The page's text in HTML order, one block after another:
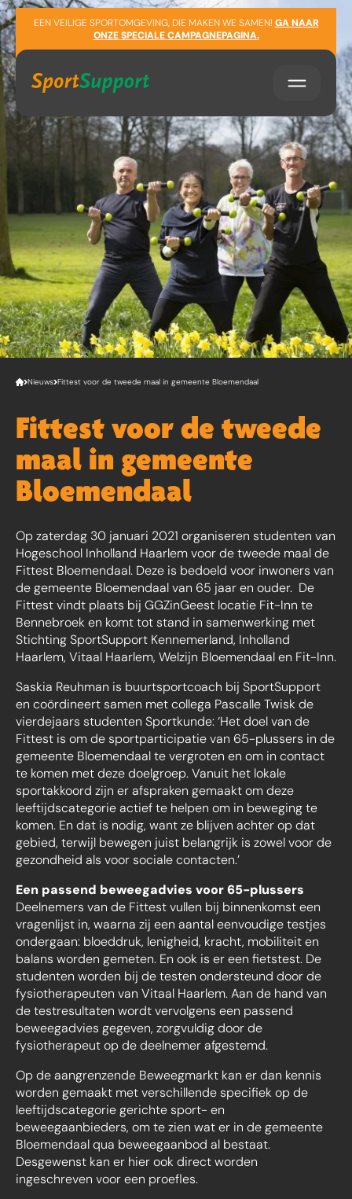
Sla navigatie over
EEN VEILIGE SPORTOMGEVING, DIE MAKEN WE SAMEN! GA NAAR
ONZE SPECIALE CAMPAGNEPAGINA.
Nieuws Fittest voor de tweede maal in gemeente Bloemendaal
Fittest voor de tweede
maal in gemeente
Bloemendaal
Op zaterdag 30 januari 2021 organiseren studenten van
Hogeschool Inholland Haarlem voor de tweede maal de
Fittest Bloemendaal. Deze is bedoeld voor inwoners van
de gemeente Bloemendaal van 65 jaar en ouder. De
Fittest vindt plaats bij GGZinGeest locatie Fit-Inn te
Bennebroek en komt tot stand in samenwerking met
Stichting SportSupport Kennemerland, Inholland
Haarlem, Vitaal Haarlem, Welzijn Bloemendaal en Fit-Inn.
Saskia Reuhman is buurtsportcoach bij SportSupport
en coördineert samen met collega Pascalle Twisk de
vierdejaars studenten Sportkunde: ‘Het doel van de
Fittest is om de sportparticipatie van 65-plussers in de
gemeente Bloemendaal te vergroten en om in contact
te komen met deze doelgroep. Vanuit het lokale
sportakkoord zijn er afspraken gemaakt om deze
leeftijdscategorie actief te helpen om in beweging te
komen. En dat is nodig, want ze blijven achter op dat
gebied, terwijl bewegen juist belangrijk is zowel voor de
gezondheid als voor sociale contacten.’
Een passend beweegadvies voor 65-plussers
Deelnemers van de Fittest vullen bij binnenkomst een
vragenlijst in, waarna zij een aantal eenvoudige testjes
ondergaan: bloeddruk, lenigheid, kracht, mobiliteit en
balans worden gemeten. En ook is er een fietstest. De
studenten worden bij de testen ondersteund door de
fysiotherapeuten van Vitaal Haarlem. Aan de hand van
de testresultaten wordt vervolgens een passend
beweegadvies gegeven, zorgvuldig door de
fysiotherapeut op de deelnemer afgestemd.
Op de aangrenzende Beweegmarkt kan er dan kennis
worden gemaakt met verschillende specifiek op de
leeftijdscategorie gerichte sport- en
beweegaanbieders, om te zien wat er in de gemeente
Bloemendaal qua beweegaanbod al bestaat.
Desgewenst kan er hier ook direct worden
ingeschreven voor een proefles.